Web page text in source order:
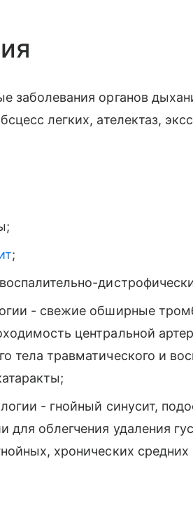
заболевания органов
легких, ателектаз,
;
- свежие обширные
центральной
тела травматического и
- гнойный синусит,
для облегчения удаления
хронических средних